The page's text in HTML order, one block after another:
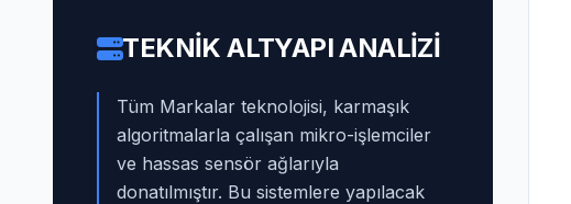
TEKNIK ALTYAPI ANALIZI
Tüm Markalar teknolojisi, karmaşık
algoritmalarla çalışan mikro-işlemciler
ve hassas sensör ağlarıyla
donatılmıştır. Bu sistemlere yapılacak